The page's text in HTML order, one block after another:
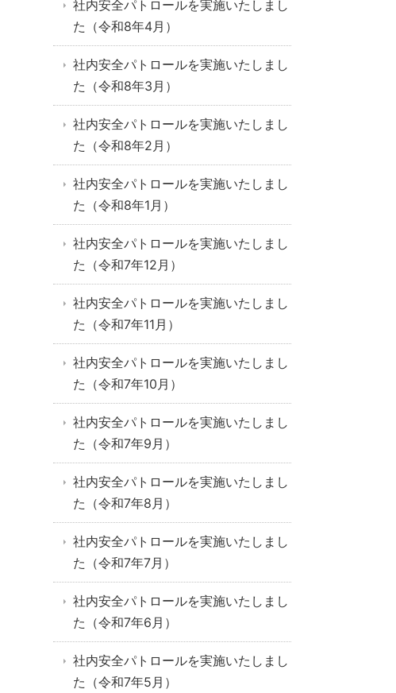
社内安全パトロールを実施いたしまし
た（令和8年4月）
社内安全パトロールを実施いたしまし
た（令和8年3月）
社内安全パトロールを実施いたしまし
た（令和8年2月）
社内安全パトロールを実施いたしまし
た（令和8年1月）
社内安全パトロールを実施いたしまし
た（令和7年12月）
社内安全パトロールを実施いたしまし
た（令和7年11月）
社内安全パトロールを実施いたしまし
た（令和7年10月）
社内安全パトロールを実施いたしまし
た（令和7年9月）
社内安全パトロールを実施いたしまし
た（令和7年8月）
社内安全パトロールを実施いたしまし
た（令和7年7月）
社内安全パトロールを実施いたしまし
た（令和7年6月）
社内安全パトロールを実施いたしまし
た（令和7年5月）